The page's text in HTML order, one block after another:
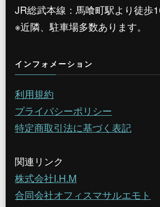
JR総武本線：馬喰町駅より徒歩
※近隣、駐車場多数あります。
インフォメーション
利用規約
プライバシーポリシー
特定商取引法に基づく表記
関連リンク
株式会社I.H.M
合同会社オフィスマサルエモト